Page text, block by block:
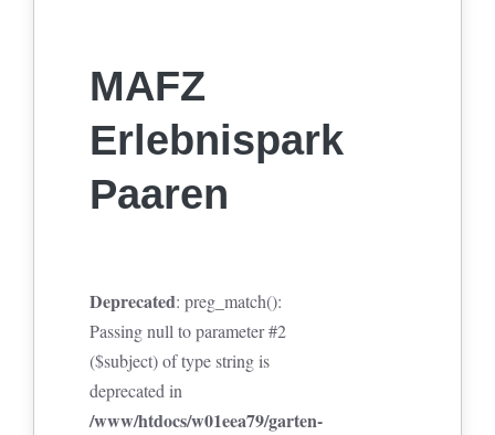
MAFZ
Erlebnispark
Paaren
Deprecated: preg_match():
Passing null to parameter #2
($subject) of type string is
deprecated in
/www/htdocs/w01eea79/garten-